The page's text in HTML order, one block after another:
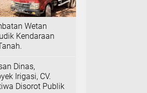
Wetan
Kendaraan
Dinas,
Irigasi, CV.
Disorot Publik